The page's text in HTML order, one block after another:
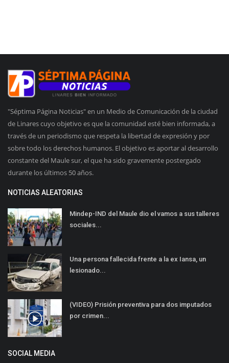
"Séptima Página Noticias" en un Medio de Comunicación de la ciudad
de Linares cuyo objetivo es que la comunidad esté bien informada, a
través de un periodismo que respeta la libertad de expresión y por
sobre todo los derechos humanos. El objetivo es aportar al desarrollo
constante del Maule sur, el que ha sido gravemente postergado
durante los últimos 50 años.
NOTICIAS ALEATORIAS
Mindep-IND del Maule dio el vamos a sus talleres
sociales...
Una persona fallecida frente a la ex Iansa, un
lesionado...
(VIDEO) Prisión preventiva para dos imputados
por crimen...
SOCIAL MEDIA